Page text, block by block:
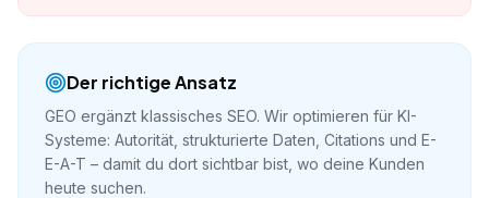
Der richtige Ansatz
GEO ergänzt klassisches SEO. Wir optimieren für KI-
Systeme: Autorität, strukturierte Daten, Citations und E-
E-A-T – damit du dort sichtbar bist, wo deine Kunden
heute suchen.